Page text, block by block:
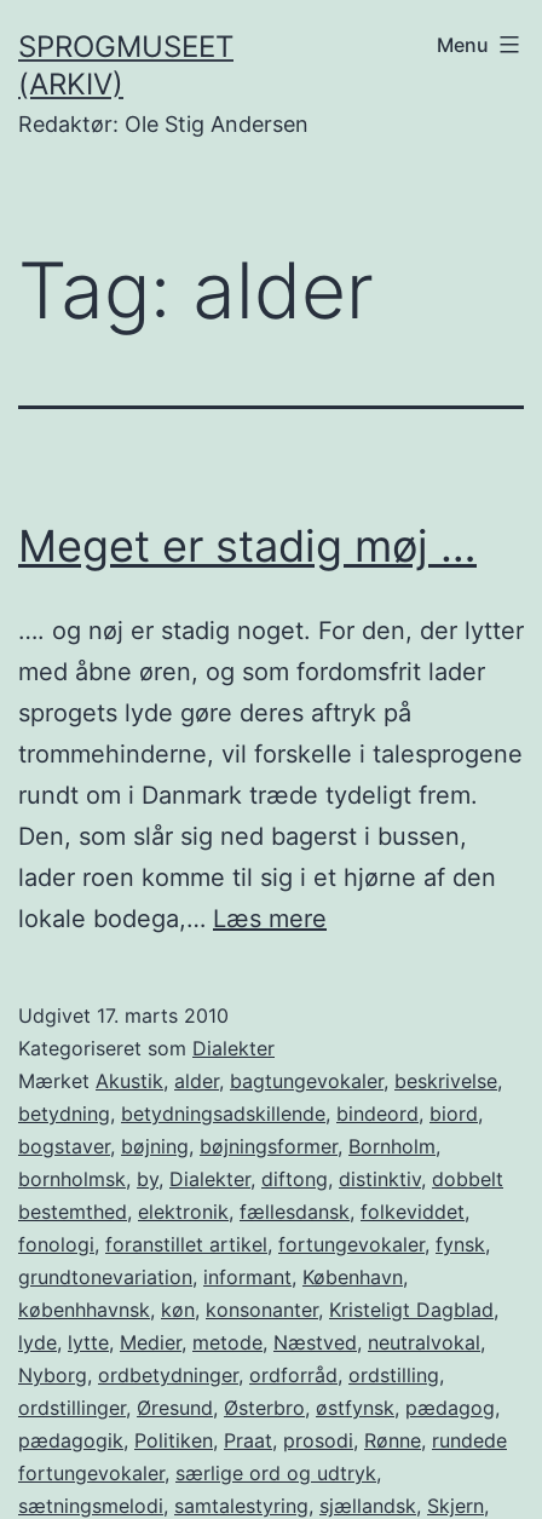
til
indhold
SPROGMUSEET
(ARKIV)
Redaktør: Ole Stig Andersen
Menu
Tag: alder
Meget er stadig møj …
…. og nøj er stadig noget. For den, der lytter
med åbne øren, og som fordomsfrit lader
sprogets lyde gøre deres aftryk på
trommehinderne, vil forskelle i talesprogene
rundt om i Danmark træde tyde­ligt frem.
Den, som slår sig ned bagerst i bus­sen,
lader roen komme til sig i et hjør­ne af den
lo­ka­le bodega,… Læs mere
…
Udgivet 17. marts 2010
Kategoriseret som Dialekter
Mærket Akustik, alder, bagtungevokaler, beskrivelse,
betydning, betydningsadskillende, bindeord, biord,
bogstaver, bøjning, bøjningsformer, Bornholm,
bornholmsk, by, Dialekter, diftong, distinktiv, dobbelt
bestemthed, elektronik, fællesdansk, folke­vid­det,
fonologi, foranstillet artikel, fortungevo­ka­ler, fynsk,
grundtone­variation, informant, København,
københhavnsk, køn, konsonanter, Kristeligt Dagblad,
lyde, lytte, Medier, metode, Næstved, neutralvokal,
Nyborg, ordbetydninger, ordforråd, ordstilling,
ordstillinger, Øresund, Østerbro, østfynsk, pæda­gog,
pædagogik, Politiken, Praat, prosodi, Rønne, rundede
for­tun­ge­vo­kaler, særlige ord og udtryk,
sætningsmelodi, samta­le­sty­­ring, sjællandsk, Skjern,